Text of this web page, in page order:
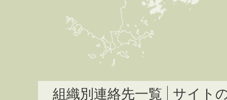
組織別連絡先一覧
サイト